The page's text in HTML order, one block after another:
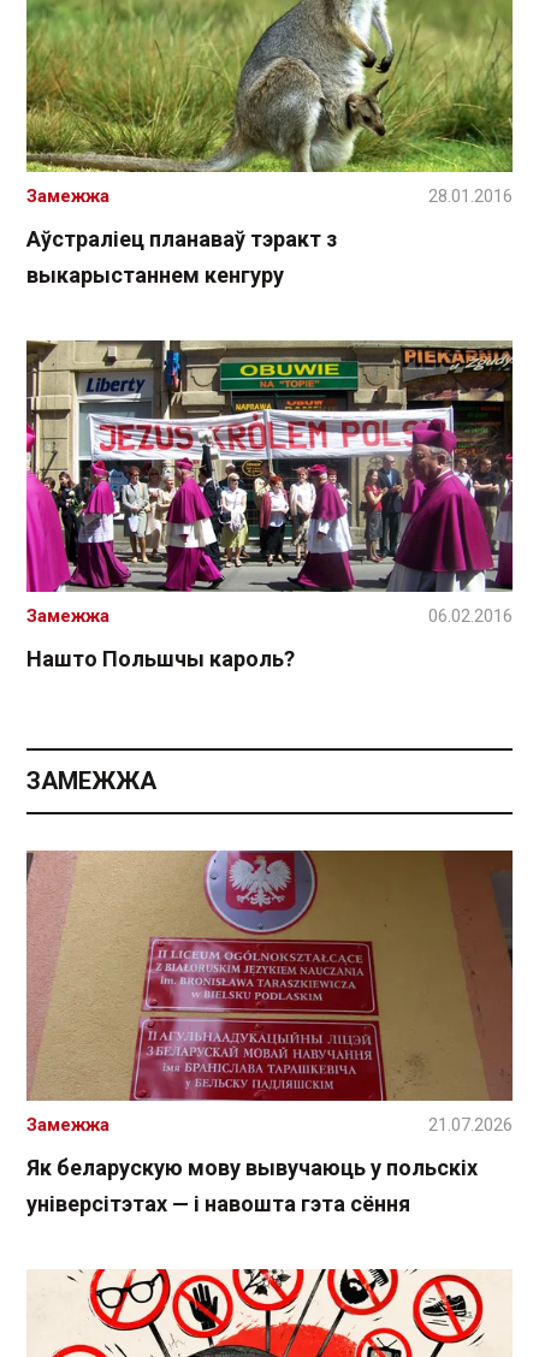
Аўстраліец планаваў тэракт з
выкарыстаннем кенгуру
Замежжа 28.01.2016
Нашто Польшчы кароль?
Замежжа 06.02.2016
ЗАМЕЖЖА
Як беларускую мову вывучаюць у польскіх
універсітэтах — і навошта гэта сёння
Замежжа 21.07.2026